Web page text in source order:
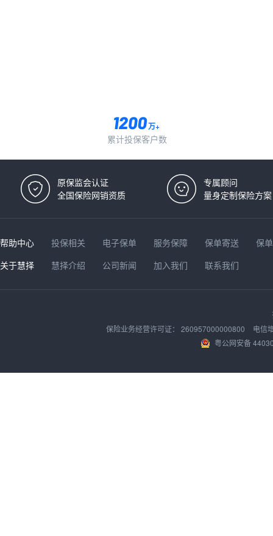
万+
累计投保客户数
原保监会认证
全国保险网销资质
专属顾问
量身定制保险方案
帮助中心 投保相关 电子保单 服务保障 保单寄送
保
关于慧择
慧择介绍 公司新闻 加入我们 联系我们
保险业务经营许可证： 260957000000800
电信
粤公网安备